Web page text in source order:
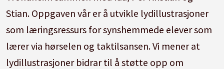
Stian. Oppgaven vår er å utvikle lydillustrasjoner
som læringsressurs for synshemmede elever som
lærer via hørselen og taktilsansen.Vi mener at
lydillustrasjoner bidrar til å støtte opp om